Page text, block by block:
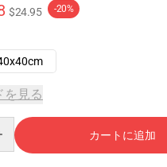
$24.95 -20%
を見る
カートに追加